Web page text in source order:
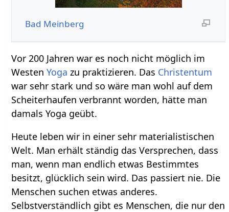
Bad Meinberg
Vor 200 Jahren war es noch nicht möglich im
WestenYoga zu praktizieren. Das Christentum
war sehr stark und so wäre man wohl auf dem
Scheiterhaufen verbrannt worden, hätte man
damals Yoga geübt.
Heute leben wir in einer sehr materialistischen
Welt. Man erhält ständig das Versprechen, dass
man, wenn man endlich etwas Bestimmtes
besitzt, glücklich sein wird. Das passiert nie. Die
Menschen suchen etwas anderes.
Selbstverständlich gibt es Menschen, die nur den